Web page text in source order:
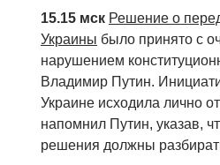
15.15 мск Решение о
Украины было принято с
нарушением
Владимир Путин.
Украине исходила лично
напомнил Путин, указав,
решения должны